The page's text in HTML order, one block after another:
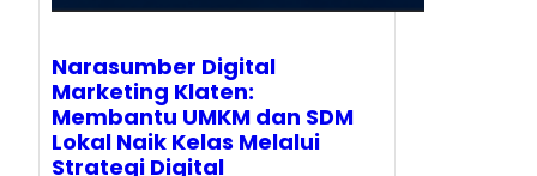
Narasumber Digital
Marketing Klaten:
Membantu UMKM dan SDM
Lokal Naik Kelas Melalui
Strategi Digital